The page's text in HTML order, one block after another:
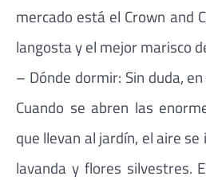
mercado está el Crown and
langosta y el mejor marisco
– Dónde dormir: Sin duda,
Cuando se abren las
que llevan al jardín, el aire
lavanda y flores silvestres.